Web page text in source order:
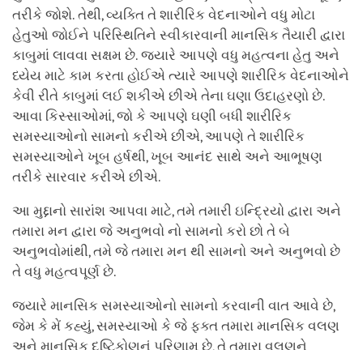
તરીકે જોશે. તેથી, વ્યક્તિ તે શારીરિક વેદનાઓને વધુ મોટા
હેતુઓ જોઈને પરિસ્થિતિને સ્વીકારવાની માનસિક તૈયારી દ્વારા
કાબુમાં લાવવા સક્ષમ છે. જ્યારે આપણે વધુ મહત્વના હેતુ અને
ધ્યેય માટે કામ કરતા હોઈએ ત્યારે આપણે શારીરિક વેદનાઓને
કેવી રીતે કાબુમાં લઈ શકીએ છીએ તેના ઘણા ઉદાહરણો છે.
આવા કિસ્સાઓમાં, જો કે આપણે ઘણી બધી શારીરિક
સમસ્યાઓનો સામનો કરીએ છીએ, આપણે તે શારીરિક
સમસ્યાઓને ખૂબ હર્ષથી, ખૂબ આનંદ સાથે અને આભૂષણ
તરીકે સારવાર કરીએ છીએ.
આ મુદ્દાનો સારાંશ આપવા માટે, તમે તમારી ઇન્દ્રિયો દ્વારા અને
તમારા મન દ્વારા જે અનુભવો નો સામનો કરો છો તે બે
અનુભવોમાંથી, તમે જે તમારા મન થી સામનો અને અનુભવો છે
તે વધુ મહત્વપૂર્ણ છે.
જ્યારે માનસિક સમસ્યાઓનો સામનો કરવાની વાત આવે છે,
જેમ કે મેં કહ્યું, સમસ્યાઓ કે જે ફક્ત તમારા માનસિક વલણ
અને માનસિક દૃષ્ટિકોણનું પરિણામ છે, તે તમારા વલણને